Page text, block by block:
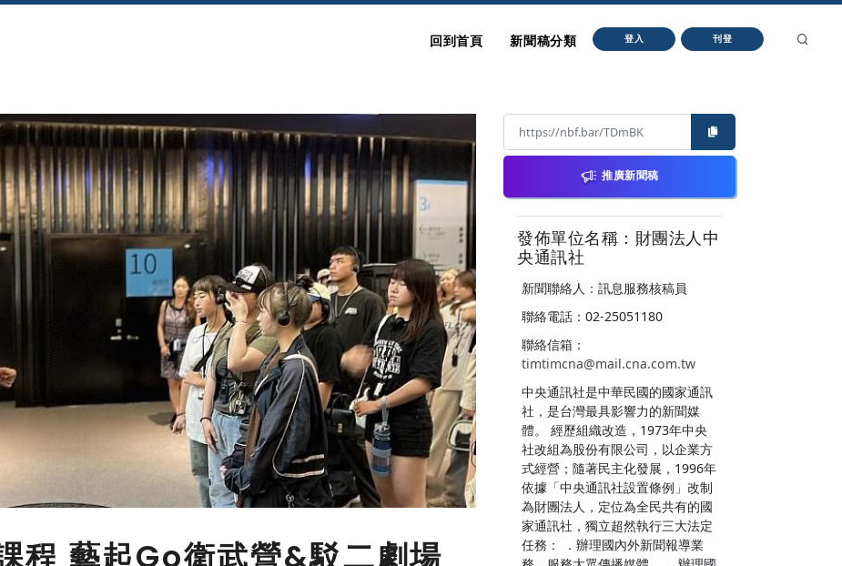
回到首頁 新聞稿分類 登入 刊登
推廣新聞稿
發佈單位名稱：財團法人中
央通訊社
新聞聯絡人：訊息服務核稿員
聯絡電話：02-25051180
聯絡信箱：
timtimcna@mail.cna.com.tw
中央通訊社是中華民國的國家通訊
社，是台灣最具影響力的新聞媒
體。 經歷組織改造，1973年中央
社改組為股份有限公司，以企業方
式經營；隨著民主化發展，1996年
依據「中央通訊社設置條例」改制
為財團法人，定位為全民共有的國
家通訊社，獨立超然執行三大法定
任務： ．辦理國內外新聞報導業